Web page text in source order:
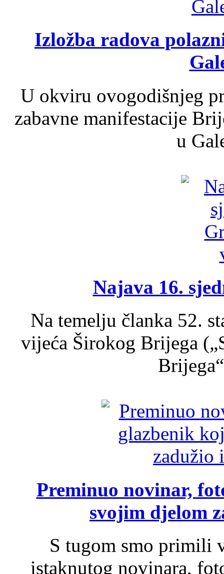
Izložba radova
U okviru ovogodišnjeg
zabavne manifestacije
u
Najava 16.
Na temelju članka 52.
vijeća Širokog Brijega
Preminuo novinar,
svojim djelom
S tugom smo primili
istaknutog novinara,